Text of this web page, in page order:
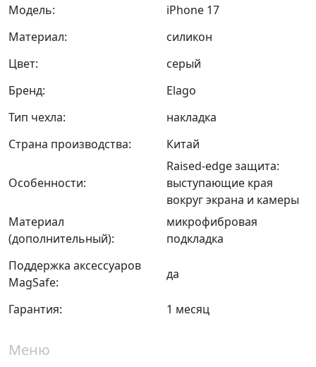
Модель:
iPhone 17
Материал:
силикон
Цвет:
серый
Бренд:
Elago
Тип чехла:
накладка
Страна производства:
Китай
Особенности:
Raised-edge защита:
выступающие края
вокруг экрана и камеры
Материал
(дополнительный):
микрофибровая
подкладка
Поддержка аксессуаров
MagSafe:
да
Гарантия: 1 месяц
Меню